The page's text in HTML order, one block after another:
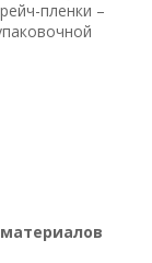
пленки –